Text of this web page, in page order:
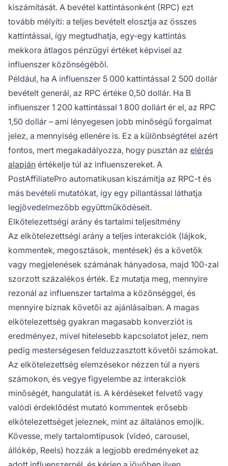
kiszámítását. A bevétel kattintásonként (RPC) ezt
tovább mélyíti: a teljes bevételt elosztja az összes
kattintással, így megtudhatja, egy-egy kattintás
mekkora átlagos pénzügyi értéket képvisel az
influenszer közönségéből.
Például, ha A influenszer 5 000 kattintással 2 500 dollár
bevételt generál, az RPC értéke 0,50 dollár. Ha B
influenszer 1 200 kattintással 1 800 dollárt ér el, az RPC
1,50 dollár – ami lényegesen jobb minőségű forgalmat
jelez, a mennyiség ellenére is. Ez a különbségtétel azért
fontos, mert megakadályozza, hogy pusztán az elérés
alapján értékelje túl az influenszereket. A
PostAffiliatePro automatikusan kiszámítja az RPC-t és
más bevételi mutatókat, így egy pillantással láthatja
legjövedelmezőbb együttműködéseit.
Elkötelezettségi arány és tartalmi teljesítmény
Az elkötelezettségi arány a teljes interakciók (lájkok,
kommentek, megosztások, mentések) és a követők
vagy megjelenések számának hányadosa, majd 100-zal
szorzott százalékos érték. Ez mutatja meg, mennyire
rezonál az influenszer tartalma a közönséggel, és
mennyire bíznak követői az ajánlásaiban. A magas
elkötelezettség gyakran magasabb konverziót is
eredményez, mivel hitelesebb kapcsolatot jelez, nem
pedig mesterségesen felduzzasztott követői számokat.
Az elkötelezettség elemzésekor nézzen túl a nyers
számokon, és vegye figyelembe az interakciók
minőségét, hangulatát is. A kérdéseket felvető vagy
valódi érdeklődést mutató kommentek erősebb
elkötelezettséget jeleznek, mint az általános emojik.
Kövesse, mely tartalomtípusok (videó, carousel,
állókép, Reels) hozzák a legjobb eredményeket az